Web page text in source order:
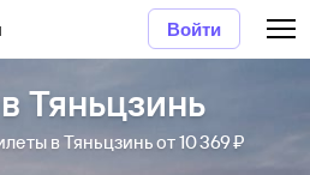
Войти
Тяньцзинь
в Тяньцзинь от 10 ⁠369 ⁠₽